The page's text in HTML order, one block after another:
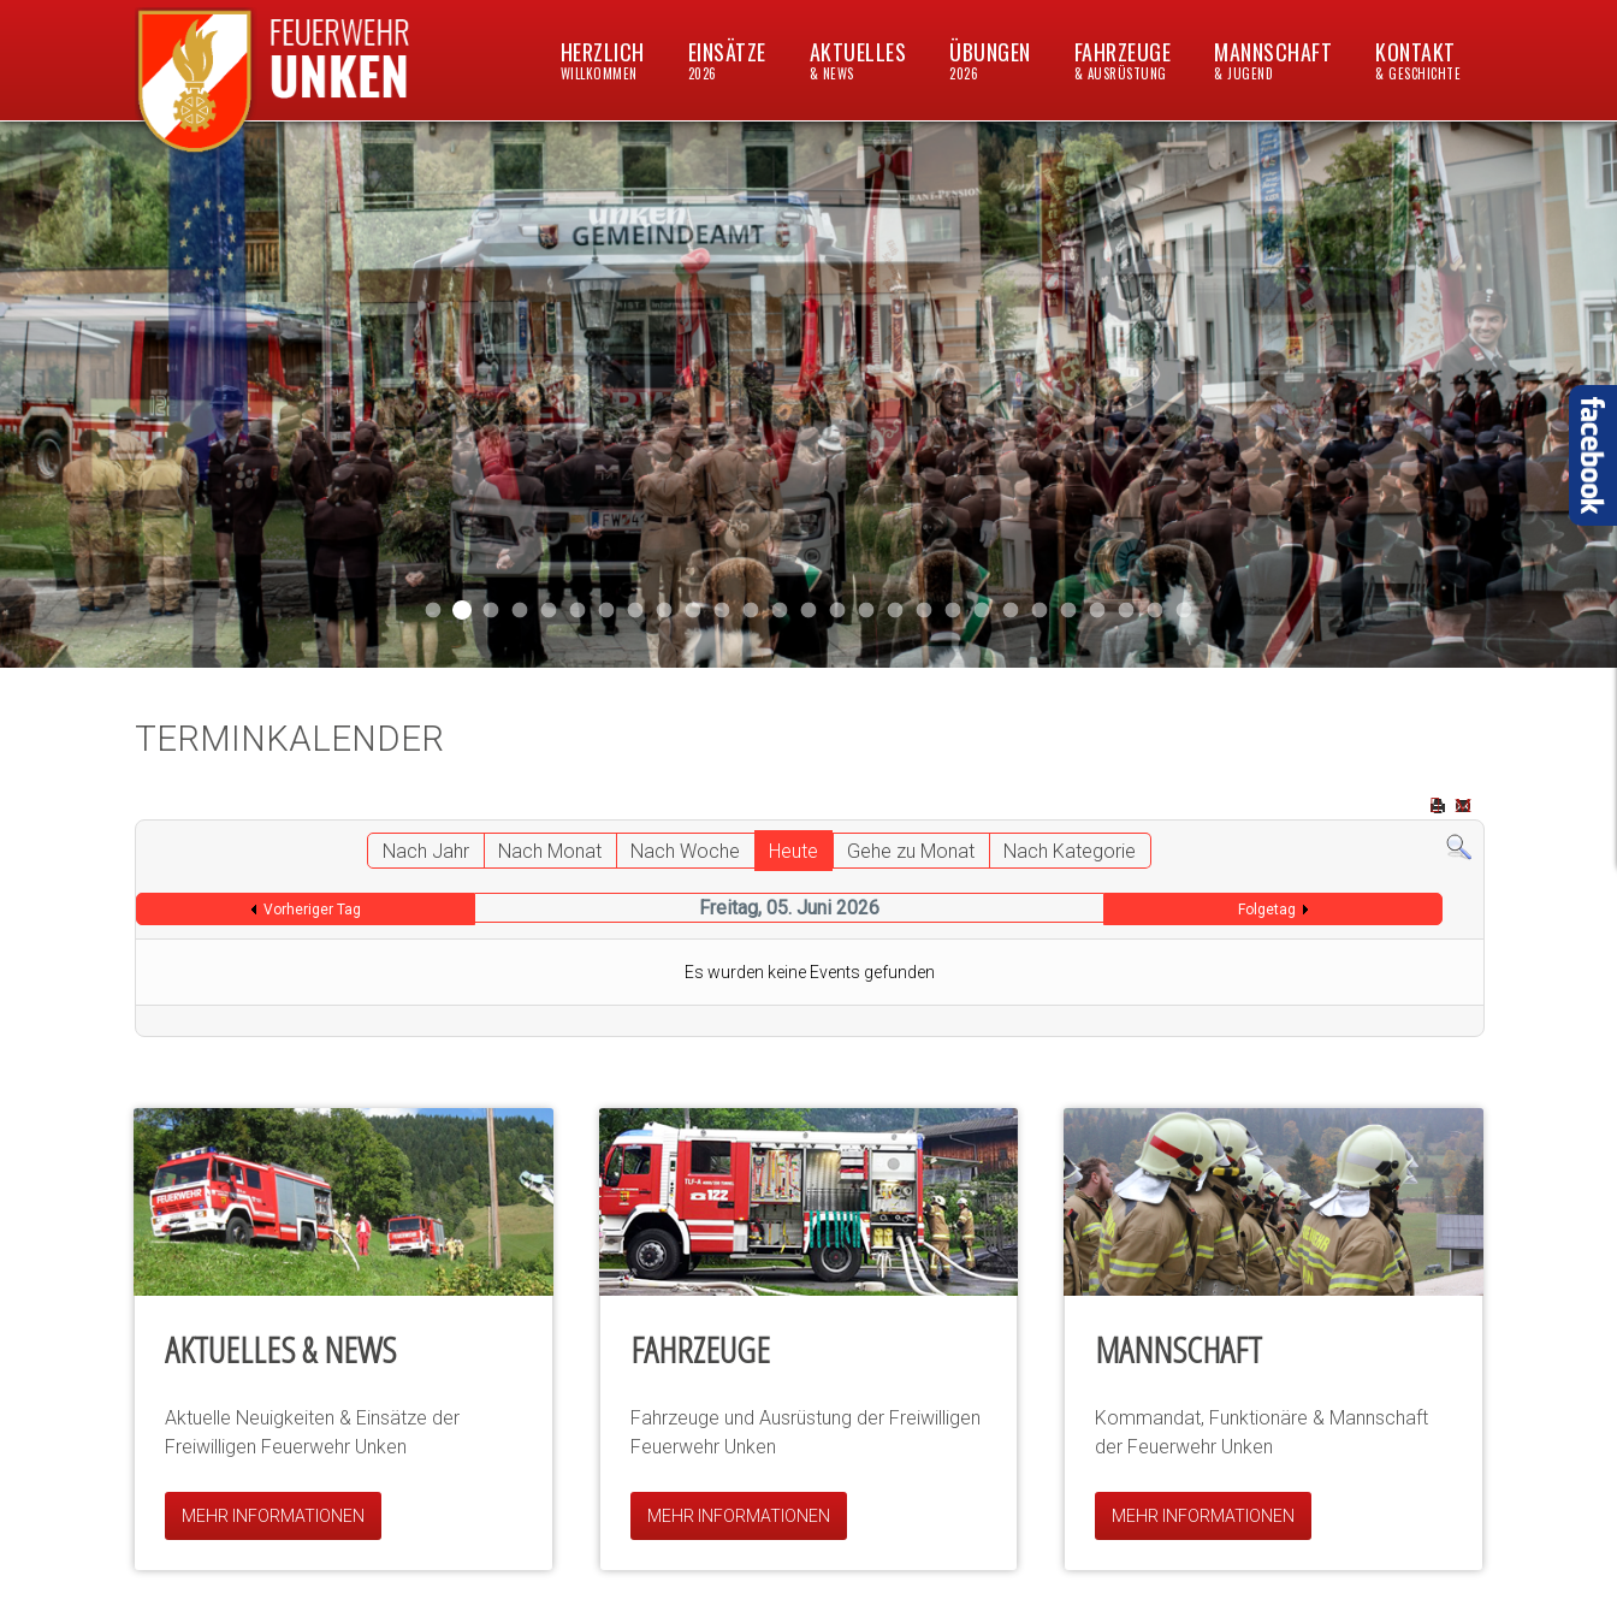
HERZLICH
WILLKOMMEN
EINSÄTZE
2026
AKTUELLES
& NEWS
ÜBUNGEN
2026
FAHRZEUGE
& AUSRÜSTUNG
MANNSCHAFT
& JUGEND
KONTAKT
& GESCHICHTE
Aktuell 046
Aktuell 047
Start 011Aktuell 044
Aktuell 043
Aktuell 041
Aktuell 042
Aktuell 035
Aktuell 031
Aktuell 032
Aktuell 033
Aktuell 029
Aktuell 027
Aktuell 026
Start 013Aktuell 024
Aktuell 019
Auto 010Start 010
Start 002Auto 002Auto 009Auto 006Start 008Start 005
Start 003Start 006
TERMINKALENDER
Nach Jahr Nach Monat Nach Woche Heute Gehe zu Monat Nach Kategorie
Vorheriger Tag Freitag, 05. Juni 2026 Folgetag
Es wurden keine Events gefunden
AKTUELLES & NEWS
Aktuelle Neuigkeiten & Einsätze der
Freiwilligen Feuerwehr Unken
MEHR INFORMATIONEN
FAHRZEUGE
Fahrzeuge und Ausrüstung der Freiwilligen
Feuerwehr Unken
MEHR INFORMATIONEN
MANNSCHAFT
Kommandat, Funktionäre & Mannschaft
der Feuerwehr Unken
MEHR INFORMATIONEN